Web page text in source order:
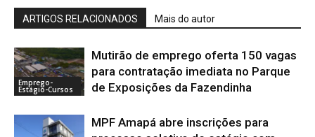
ARTIGOS RELACIONADOS Mais do autor
Emprego-
Estágio-Cursos
Mutirão de emprego oferta 150 vagas
para contratação imediata no Parque
de Exposições da Fazendinha
MPF Amapá abre inscrições para